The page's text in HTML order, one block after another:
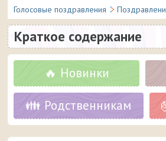
Голосовые поздравления
Краткое содержание
🔥 Новинки
👪 Родственникам